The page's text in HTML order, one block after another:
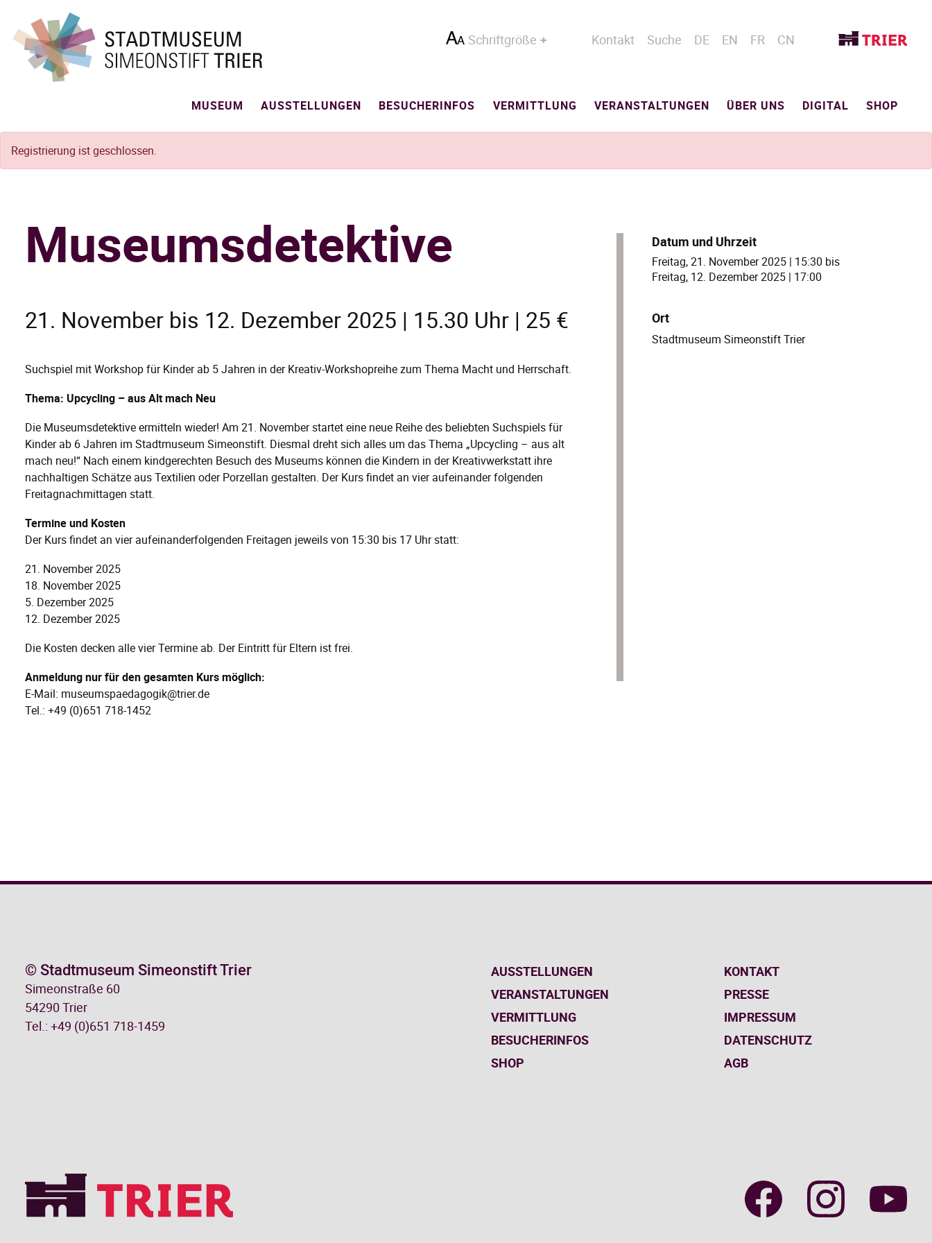
Schriftgröße Kontakt Suche DE EN FR CN
MUSEUM AUSSTELLUNGEN BESUCHERINFOS VERMITTLUNG VERANSTALTUNGEN ÜBER UNS DIGITAL SHOP
Registrierung ist geschlossen.
Museumsdetektive
21. November bis 12. Dezember 2025 | 15.30 Uhr | 25 €
Suchspiel mit Workshop für Kinder ab 5 Jahren in der Kreativ-Workshopreihe zum Thema Macht und Herrschaft.
Thema: Upcycling – aus Alt mach Neu
Die Museumsdetektive ermitteln wieder! Am 21. November startet eine neue Reihe des beliebten Suchspiels für
Kinder ab 6 Jahren im Stadtmuseum Simeonstift. Diesmal dreht sich alles um das Thema „Upcycling – aus alt
mach neu!“ Nach einem kindgerechten Besuch des Museums können die Kindern in der Kreativwerkstatt ihre
nachhaltigen Schätze aus Textilien oder Porzellan gestalten. Der Kurs findet an vier aufeinander folgenden
Freitagnachmittagen statt.
Termine und Kosten
Der Kurs findet an vier aufeinanderfolgenden Freitagen jeweils von 15:30 bis 17 Uhr statt:
21. November 2025
18. November 2025
5. Dezember 2025
12. Dezember 2025
Die Kosten decken alle vier Termine ab. Der Eintritt für Eltern ist frei.
Anmeldung nur für den gesamten Kurs möglich:
E-Mail: museumspaedagogik@trier.de
Tel.: +49 (0)651 718-1452
Datum und Uhrzeit
Freitag, 21. November 2025 | 15:30 bis
Freitag, 12. Dezember 2025 | 17:00
Ort
Stadtmuseum Simeonstift Trier
AUSSTELLUNGEN
VERANSTALTUNGEN
VERMITTLUNG
BESUCHERINFOS
SHOP
KONTAKT
PRESSE
IMPRESSUM
DATENSCHUTZ
AGB
© Stadtmuseum Simeonstift Trier
Simeonstraße 60
54290 Trier
Tel.: +49 (0)651 718-1459